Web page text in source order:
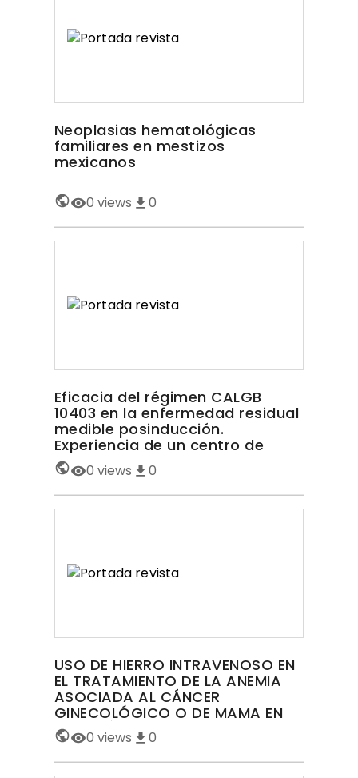
Neoplasias hematológicas
familiares en mestizos
mexicanos
0 views 0
Eficacia del régimen CALGB
10403 en la enfermedad residual
medible posinducción.
Experiencia de un centro de
América Latina
0 views 0
USO DE HIERRO INTRAVENOSO EN
EL TRATAMIENTO DE LA ANEMIA
ASOCIADA AL CÁNCER
GINECOLÓGICO O DE MAMA EN
UNA CLÍNICA DE ANEMIAS,
ARTÍCULO ORIGINAL
0 views 0